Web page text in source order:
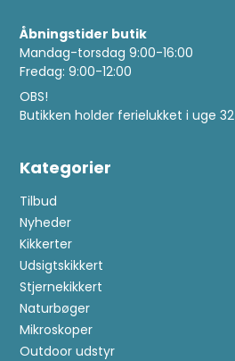
Åbningstider butik
Mandag-torsdag 9:00-16:00
Fredag: 9:00-12:00
OBS!
Butikken holder ferielukket i uge 32
Kategorier
Tilbud
Nyheder
Kikkerter
Udsigtskikkert
Stjernekikkert
Naturbøger
Mikroskoper
Outdoor udstyr